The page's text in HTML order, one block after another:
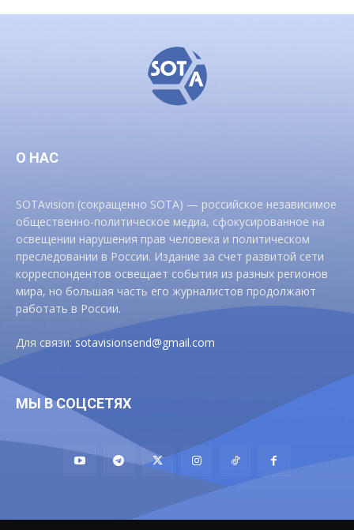
О НАС
SOTAvision (сокращенно SOTA) — российское независимое
общественно-политическое медиа, сфокусированное на
освещении нарушения прав человека и политическом
преследовании в России. Издание за счет развитой сети
корреспондентов освещает события из разных регионов
мира, но большая часть его журналистов продолжают
работать в России.
Для связи:sotavisionsend@gmail.com
МЫ В СОЦСЕТЯХ